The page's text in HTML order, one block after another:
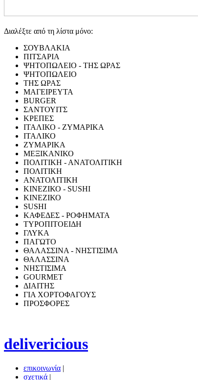
Διαλέξτε από τη λίστα μόνο:
ΣΟΥΒΛΑΚΙΑ
ΠΙΤΣΑΡΙΑ
ΨΗΤΟΠΩΛΕΙΟ - ΤΗΣ ΩΡΑΣ
ΨΗΤΟΠΩΛΕΙΟ
ΤΗΣ ΩΡΑΣ
ΜΑΓΕΙΡΕΥΤΑ
BURGER
ΣΑΝΤΟΥΙΤΣ
ΚΡΕΠΕΣ
ΙΤΑΛΙΚΟ - ΖΥΜΑΡΙΚΑ
ΙΤΑΛΙΚΟ
ΖΥΜΑΡΙΚΑ
ΜΕΞΙΚΑΝΙΚΟ
ΠΟΛΙΤΙΚΗ - ΑΝΑΤΟΛΙΤΙΚΗ
ΠΟΛΙΤΙΚΗ
ΑΝΑΤΟΛΙΤΙΚΗ
ΚΙΝΕΖΙΚΟ - SUSHI
ΚΙΝΕΖΙΚΟ
SUSHI
ΚΑΦΕΔΕΣ - ΡΟΦΗΜΑΤΑ
ΤΥΡΟΠΙΤΟΕΙΔΗ
ΓΛΥΚΑ
ΠΑΓΩΤΟ
ΘΑΛΑΣΣΙΝΑ - ΝΗΣΤΙΣΙΜΑ
ΘΑΛΑΣΣΙΝΑ
ΝΗΣΤΙΣΙΜΑ
GOURMET
ΔΙΑΙΤΗΣ
ΓΙΑ ΧΟΡΤΟΦΑΓΟΥΣ
ΠΡΟΣΦΟΡΕΣ
delivericious
επικοινωνία |
σχετικά |